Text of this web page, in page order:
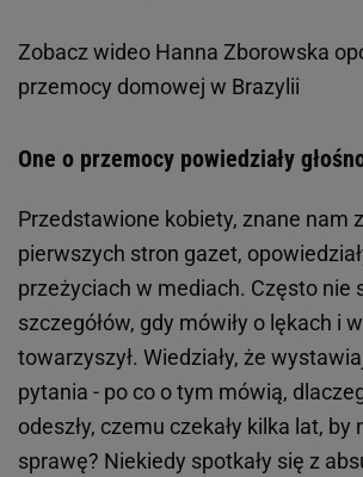
Zobacz wideo Hanna Zborowska
przemocy domowej w Brazylii
One o przemocy powiedziały
Przedstawione kobiety, znane nam
pierwszych stron gazet,
przeżyciach w mediach. Często nie
szczegółów, gdy mówiły o lękach i
towarzyszył. Wiedziały, że
pytania - po co o tym mówią,
odeszły, czemu czekały kilka lat, by
sprawę? Niekiedy spotkały się z